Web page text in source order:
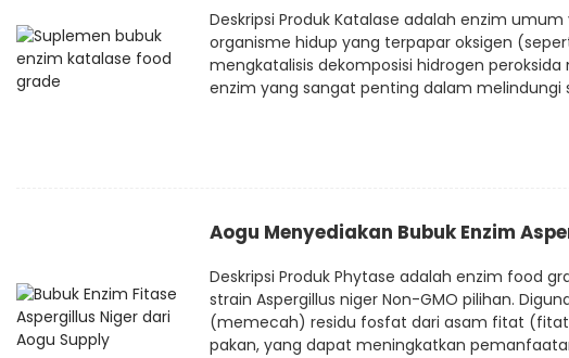
Deskripsi Produk Katalase adalah enzim
organisme hidup yang terpapar oksigen
mengkatalisis dekomposisi hidrogen
enzim yang sangat penting dalam melindungi
Aogu Menyediakan Bubuk Enzim
Deskripsi Produk Phytase adalah enzim food
strain Aspergillus niger Non-GMO pilihan.
(memecah) residu fosfat dari asam fitat
pakan, yang dapat meningkatkan